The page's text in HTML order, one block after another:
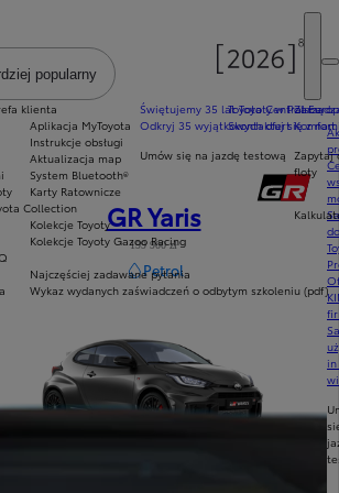
Świętujemy 35 lat Toyoty w Polsce
Odkryj 35 wyjątkowych ofert
Umów się na jazdę testową
Toyota Central
Skontaktuj się zKomfort
Zapytaj
floty
klienta
Aplikacja MyToyota
Instrukcje obsługi
Aktualizacja map
System Bluetooth®
Karty Ratownicze
Collection
Kolekcje Toyoty
Kolekcje Toyoty Gazoo Racing
Najczęściej zadawane pytania
Wykaz wydanych zaświadczeń o odbytym szkoleniu (pdf)
popularny
GR Yaris
199 900 zł
Petrol